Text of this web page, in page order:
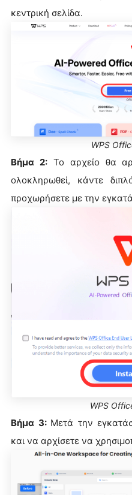
κεντρική σελίδα.
WPS
Βήμα 2:Το αρχείο θα
ολοκληρωθεί, κάντε
προχωρήσετε με την
WPS
Βήμα 3: Μετά την
και να αρχίσετε να